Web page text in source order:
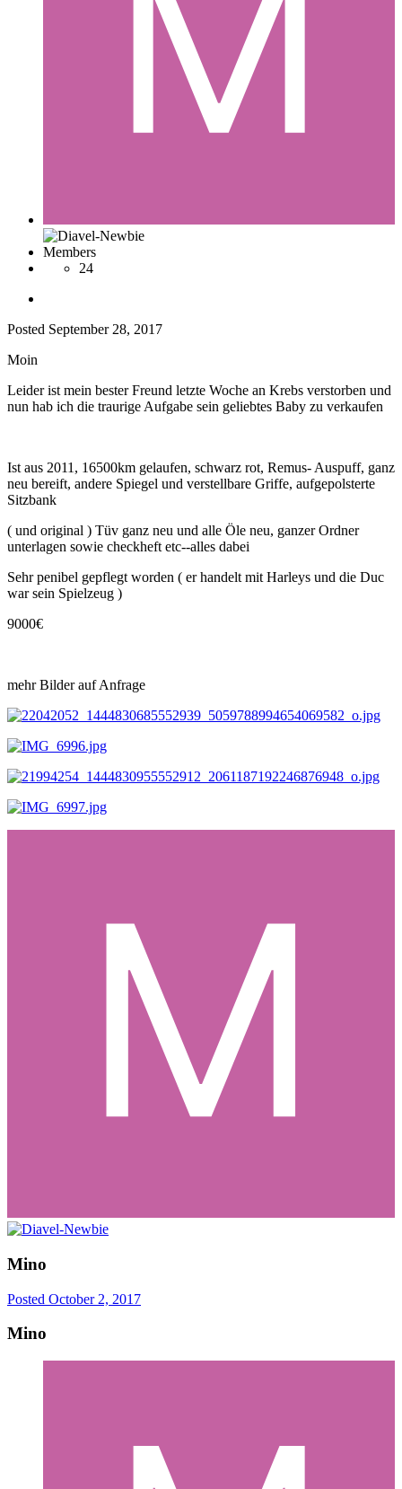
Members
24
Posted September 28, 2017
Moin
Leider ist mein bester Freund letzte Woche an Krebs verstorben und
nun hab ich die traurige Aufgabe sein geliebtes Baby zu verkaufen
Ist aus 2011, 16500km gelaufen, schwarz rot, Remus- Auspuff, ganz
neu bereift, andere Spiegel und verstellbare Griffe, aufgepolsterte
Sitzbank
( und original ) Tüv ganz neu und alle Öle neu, ganzer Ordner
unterlagen sowie checkheft etc--alles dabei
Sehr penibel gepflegt worden ( er handelt mit Harleys und die Duc
war sein Spielzeug )
9000€
mehr Bilder auf Anfrage
Mino
Posted October 2, 2017
Mino